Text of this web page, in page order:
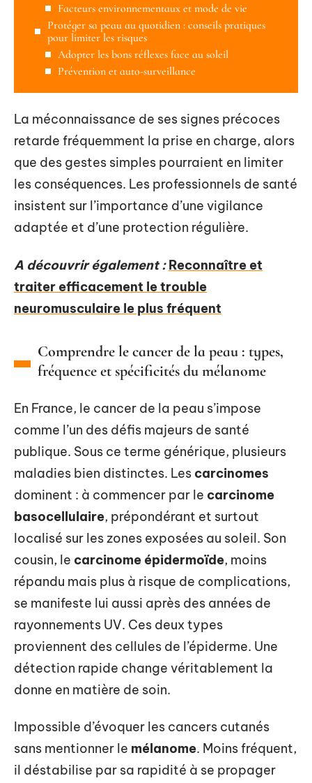
Facteurs environnementaux et mode de vie
Protéger sa peau au quotidien : conseils pratiques
pour limiter les risques
Adopter les bons réflexes face au soleil
Prévention et auto-surveillance
La méconnaissance de ses signes précoces
retarde fréquemment la prise en charge, alors
que des gestes simples pourraient en limiter
les conséquences. Les professionnels de santé
insistent sur l’importance d’une vigilance
adaptée et d’une protection régulière.
A découvrir également : Reconnaître et
traiter efficacement le trouble
neuromusculaire le plus fréquent
Comprendre le cancer de la peau : types,
fréquence et spécificités du mélanome
En France, le cancer de la peau s’impose
comme l’un des défis majeurs de santé
publique. Sous ce terme générique, plusieurs
maladies bien distinctes. Les carcinomes
dominent : à commencer par le carcinome
basocellulaire, prépondérant et surtout
localisé sur les zones exposées au soleil. Son
cousin, le carcinome épidermoïde, moins
répandu mais plus à risque de complications,
se manifeste lui aussi après des années de
rayonnements UV. Ces deux types
proviennent des cellules de l’épiderme. Une
détection rapide change véritablement la
donne en matière de soin.
Impossible d’évoquer les cancers cutanés
sans mentionner le mélanome. Moins fréquent,
il déstabilise par sa rapidité à se propager